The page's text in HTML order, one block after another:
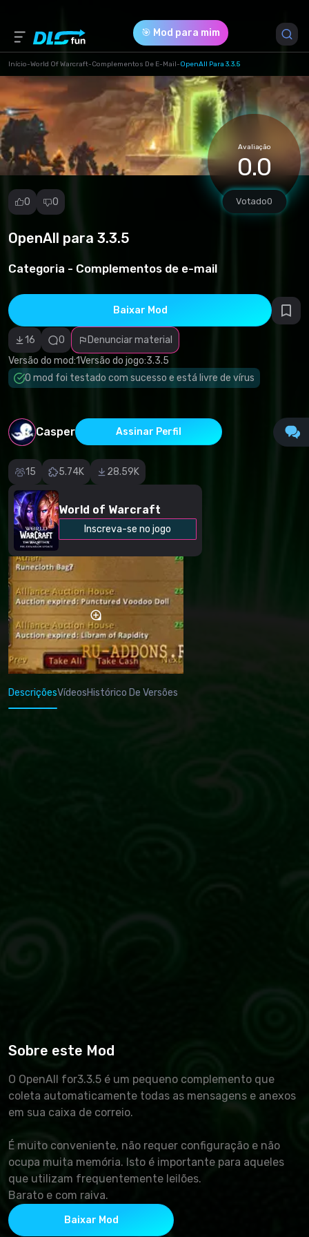
🎯 Mod para mim
Início-World Of Warcraft-Complementos De E-Mail-OpenAll Para 3.3.5
Avaliação
0.0
Votado0
0 0
OpenAll para 3.3.5
Categoria - Complementos de e-mail
Baixar Mod
16 0
Denunciar material
Versão do mod:1Versão do jogo:3.3.5
O mod foi testado com sucesso e está livre de vírus
Casper Assinar Perfil
15 5.74K 28.59K
World of Warcraft
Inscreva-se no jogo
Denunciar
incorreta
Software
malicioso/vírus
Conteúdo não
funcional
Descrição
DescriçõesVídeosHistórico De Versões
Sobre este Mod
O OpenAll for3.3.5 é um pequeno complemento que
coleta automaticamente todas as mensagens e anexos
em sua caixa de correio.
É muito conveniente, não requer configuração e não
ocupa muita memória. Isto é importante para aqueles
que utilizam frequentemente leilões.
Barato e com raiva.
Baixar Mod
Versão do Jogo *
3.3.5 (6fed2dd7e1603114ccdba89ffedf95eb.zip)
Download (2.42 Kb)